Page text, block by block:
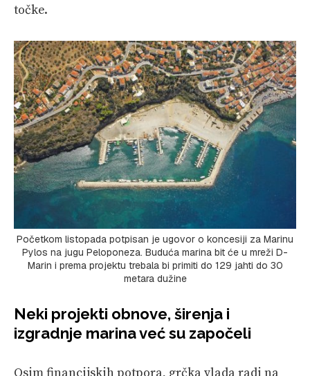
točke.
Početkom listopada potpisan je ugovor o koncesiji za Marinu
Pylos na jugu Peloponeza. Buduća marina bit će u mreži D-
Marin i prema projektu trebala bi primiti do 129 jahti do 30
metara dužine
Neki projekti obnove, širenja i
izgradnje marina već su započeli